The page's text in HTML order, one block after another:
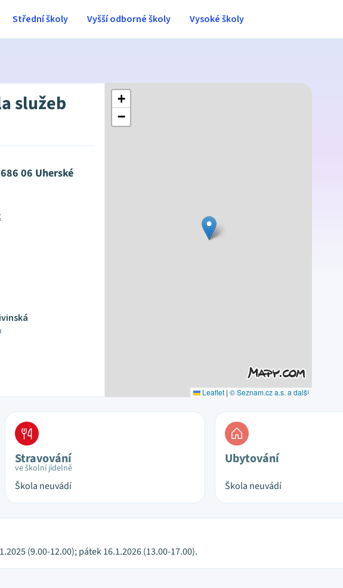
Střední školy Vyšší odborné školy Vysoké školy
služeb
06 Uherské
+
−
Leaflet | © Seznam.cz a.s. a další
Stravování
ve školní jídelně
Škola neuvádí
Ubytování
Škola neuvádí
(9.00-12.00); pátek 16.1.2026 (13.00-17.00).